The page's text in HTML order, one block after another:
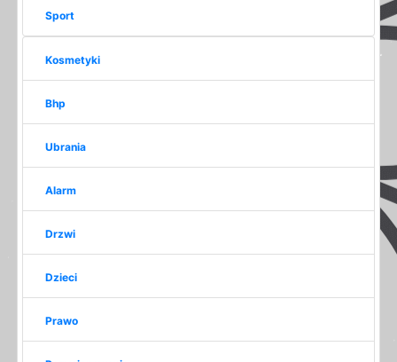
Sport
Kosmetyki
Bhp
Ubrania
Alarm
Drzwi
Dzieci
Prawo